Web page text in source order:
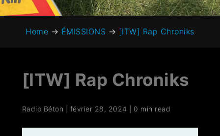
Home → ÉMISSIONS → [ITW] Rap Chroniks
[ITW] Rap Chroniks
Radio Béton février 28, 2024 0 min read